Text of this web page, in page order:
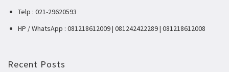
Telp : 021-29620593
HP / WhatsApp : 081218612009 | 081242422289 | 081218612008
Recent Posts